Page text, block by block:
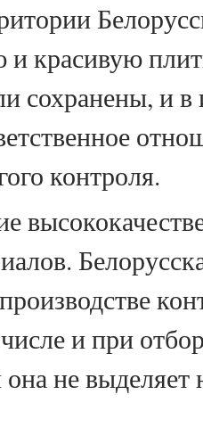
и красивую
сохранены, и в
контроля.
и при
она не